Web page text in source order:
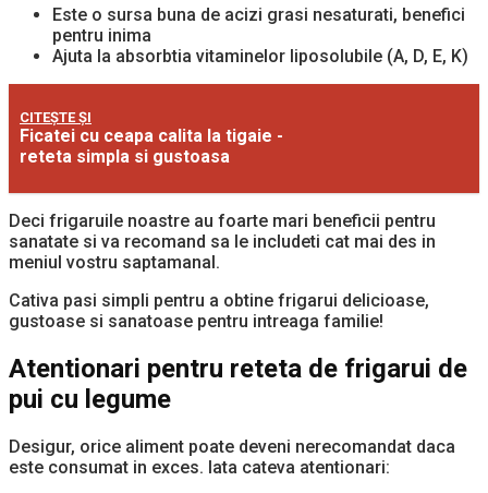
Este o sursa buna de acizi grasi nesaturati, benefici
pentru inima
Ajuta la absorbtia vitaminelor liposolubile (A, D, E, K)
CITEȘTE ȘI
Ficatei cu ceapa calita la tigaie -
reteta simpla si gustoasa
Deci frigaruile noastre au foarte mari beneficii pentru
sanatate si va recomand sa le includeti cat mai des in
meniul vostru saptamanal.
Cativa pasi simpli pentru a obtine frigarui delicioase,
gustoase si sanatoase pentru intreaga familie!
Atentionari pentru reteta de frigarui de
pui cu legume
Desigur, orice aliment poate deveni nerecomandat daca
este consumat in exces. Iata cateva atentionari: